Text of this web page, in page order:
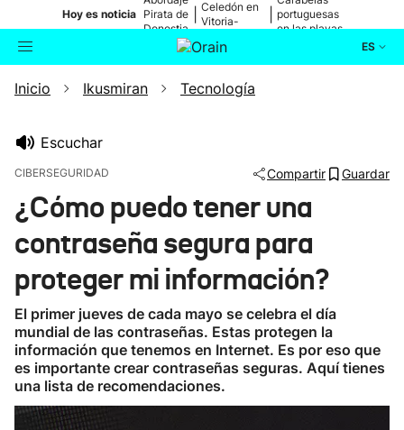
Hoy es noticia Pirata de
Donostia
Celedón en
Vitoria-
portuguesas
en las playas
ES
Buscador Actualidad
Ikusmiran
Eguraldia
Inicio Ikusmiran Tecnología
Escuchar
CIBERSEGURIDAD Compartir Guardar
¿Cómo puedo tener una
contraseña segura para
proteger mi información?
El primer jueves de cada mayo se celebra el día
mundial de las contraseñas. Estas protegen la
información que tenemos en Internet. Es por eso que
es importante crear contraseñas seguras. Aquí tienes
una lista de recomendaciones.